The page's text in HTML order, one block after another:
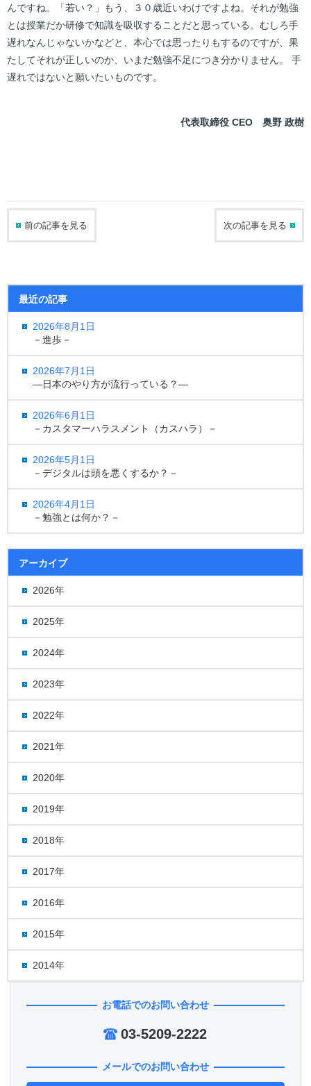
んですね。「若い？」もう、３０歳近いわけですよね。それが勉強
とは授業だか研修で知識を吸収することだと思っている。むしろ手
遅れなんじゃないかなどと、本心では思ったりもするのですが、果
たしてそれが正しいのか、いまだ勉強不足につき分かりません。 手
遅れではないと願いたいものです。
代表取締役 CEO 奥野 政樹
前の記事を見る 次の記事を見る
最近の記事
2026年8月1日
－進歩－
2026年7月1日
―日本のやり方が流行っている？―
2026年6月1日
－カスタマーハラスメント（カスハラ）－
2026年5月1日
－デジタルは頭を悪くするか？－
2026年4月1日
－勉強とは何か？－
アーカイブ
2026年
2025年
2024年
2023年
2022年
2021年
2020年
2019年
2018年
2017年
2016年
2015年
2014年
お電話でのお問い合わせ
03-5209-2222
メールでのお問い合わせ